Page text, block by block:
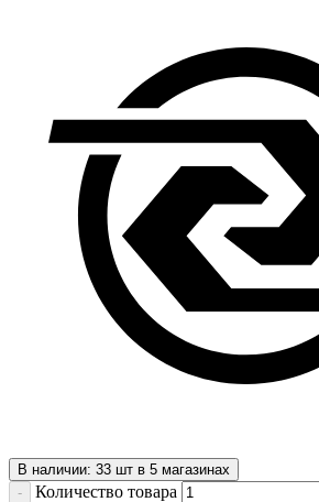
В наличии: 33 шт в 5 магазинах
-
Количество товара